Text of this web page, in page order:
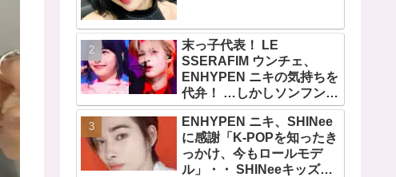
末っ子代表！ LE
SSERAFIM ウンチェ、
ENHYPEN ニキの気持ちを
代弁！ …しかしソンフンは
全否定「うちの末っ子は違
います」・・ かわいすぎる
２人の会話に爆笑
ENHYPEN ニキ、SHINee
に感謝「K-POPを知ったき
っかけ、今もロールモデ
ル」・・ SHINeeキッズと